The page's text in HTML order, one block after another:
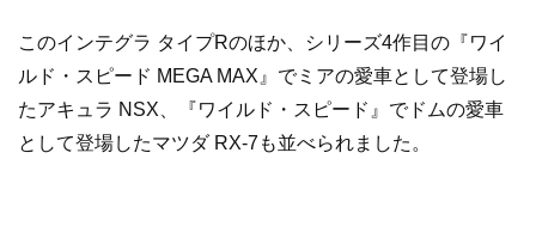
このインテグラ タイプRのほか、シリーズ4作目の『ワイ
ルド・スピード MEGA MAX』でミアの愛車として登場し
たアキュラ NSX、『ワイルド・スピード』でドムの愛車
として登場したマツダ RX-7も並べられました。